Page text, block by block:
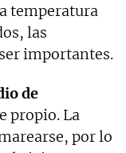
temperatura
las
importantes.
de
propio. La
por lo